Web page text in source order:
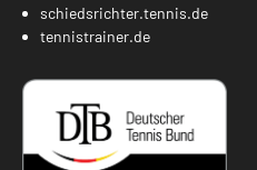
schiedsrichter.tennis.de
tennistrainer.de